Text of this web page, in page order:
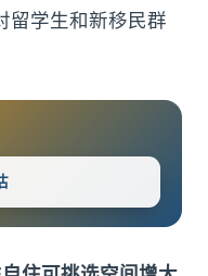
留学生和新移民群